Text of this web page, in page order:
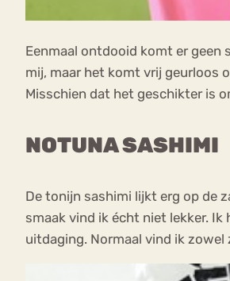
Eenmaal ontdooid komt er geen
mij, maar het komt vrij geurloos
Misschien dat het geschikter is
NOTUNA SASHIMI
De tonijn sashimi lijkt erg op de
smaak vind ik écht niet lekker.
uitdaging. Normaal vind ik